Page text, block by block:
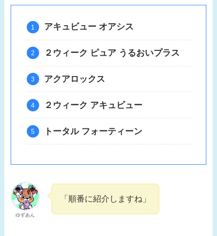
アキュビュー オアシス
２ウィーク ピュア うるおいプラス
アクアロックス
２ウィーク アキュビュー
トータル フォーティーン
ゆずあん
「順番に紹介しますね」